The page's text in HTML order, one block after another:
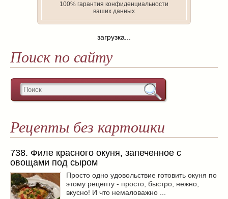
100% гарантия конфиденциальности
ваших данных
загрузка...
Поиск по сайту
Рецепты без картошки
738. Филе красного окуня, запеченное с
овощами под сыром
Просто одно удовольствие готовить окуня по
этому рецепту - просто, быстро, нежно,
вкусно! И что немаловажно ...